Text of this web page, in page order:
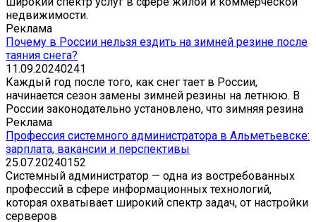
недвижимости.
Реклама
Почему в России нельзя ездить на зимней резине после
таяния снега?
11.09.20240241
Каждый год после того, как снег тает в России,
начинается сезон замены зимней резины на летнюю. В
России законодательно установлено, что зимняя резина
Реклама
Профессия системного администратора в Альметьевске:
зарплата, вакансии и перспективы
25.07.20240152
Системный администратор — одна из востребованных
профессий в сфере информационных технологий,
которая охватывает широкий спектр задач, от настройки
серверов